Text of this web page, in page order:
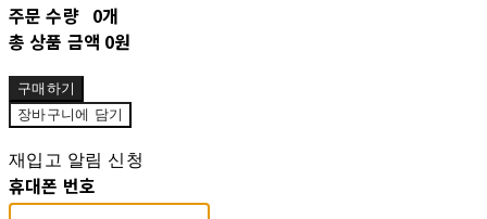
주문 수량 0개
총 상품 금액 0원
구매하기
장바구니에 담기
재입고 알림 신청
휴대폰 번호